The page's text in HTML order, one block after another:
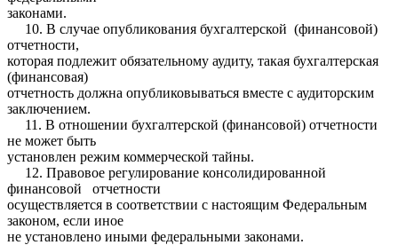
законами.
10. В случае опубликования бухгалтерской (финансовой)
отчетности,
которая подлежит обязательному аудиту, такая бухгалтерская
(финансовая)
отчетность должна опубликовываться вместе с аудиторским
заключением.
11. В отношении бухгалтерской (финансовой) отчетности
не может быть
установлен режим коммерческой тайны.
12. Правовое регулирование консолидированной
финансовой отчетности
осуществляется в соответствии с настоящим Федеральным
законом, если иное
не установлено иными федеральными законами.